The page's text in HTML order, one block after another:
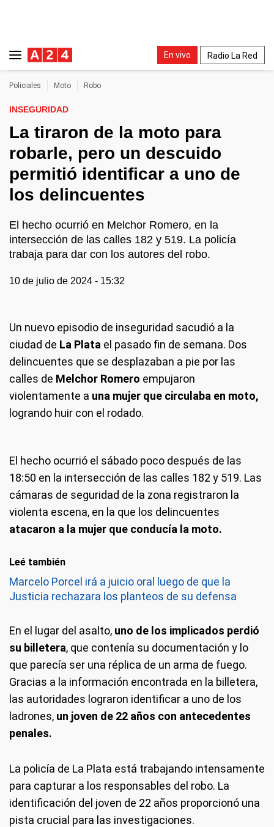
En vivo Radio La Red
Policiales Moto Robo
INSEGURIDAD
La tiraron de la moto para
robarle, pero un descuido
permitió identificar a uno de
los delincuentes
El hecho ocurrió en Melchor Romero, en la
intersección de las calles 182 y 519. La policía
trabaja para dar con los autores del robo.
10 de julio de 2024 - 15:32
Un nuevo episodio de inseguridad sacudió a la
ciudad de La Plata el pasado fin de semana. Dos
delincuentes que se desplazaban a pie por las
calles de Melchor Romero empujaron
violentamente a una mujer que circulaba en moto,
logrando huir con el rodado.
El hecho ocurrió el sábado poco después de las
18:50 en la intersección de las calles 182 y 519. Las
cámaras de seguridad de la zona registraron la
violenta escena, en la que los delincuentes
atacaron a la mujer que conducía la moto.
Leé también
Marcelo Porcel irá a juicio oral luego de que la
Justicia rechazara los planteos de su defensa
En el lugar del asalto, uno de los implicados perdió
su billetera, que contenía su documentación y lo
que parecía ser una réplica de un arma de fuego.
Gracias a la información encontrada en la billetera,
las autoridades lograron identificar a uno de los
ladrones, un joven de 22 años con antecedentes
penales.
La policía de La Plata está trabajando intensamente
para capturar a los responsables del robo. La
identificación del joven de 22 años proporcionó una
pista crucial para las investigaciones.